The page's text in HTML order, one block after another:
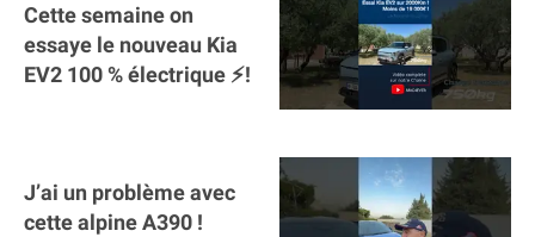
Cette semaine on
essaye le nouveau Kia
EV2 100 % électrique ⚡️!
J’ai un problème avec
cette alpine A390 !